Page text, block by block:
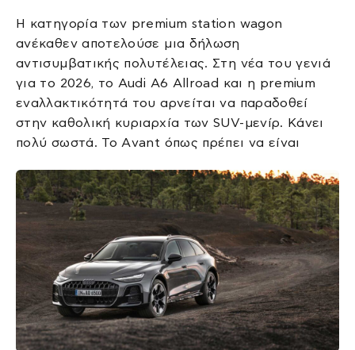
Η κατηγορία των premium station wagon
ανέκαθεν αποτελούσε μια δήλωση
αντισυμβατικής πολυτέλειας. Στη νέα του γενιά
για το 2026, το Audi A6 Allroad και η premium
εναλλακτικότητά του αρνείται να παραδοθεί
στην καθολική κυριαρχία των SUV-μενίρ. Κάνει
πολύ σωστά. To Αvant όπως πρέπει να είναι